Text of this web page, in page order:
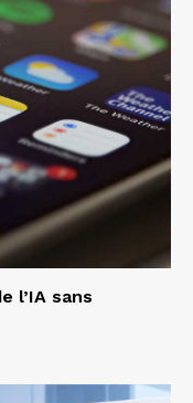
l’IA sans